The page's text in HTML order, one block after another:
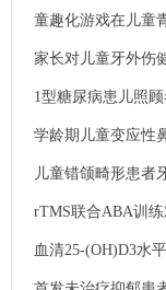
响.
童趣化游戏在儿童
家长对儿童牙外伤
1型糖尿病患儿照
学龄期儿童变应性
儿童错颌畸形患者
rTMS联合ABA训
血清25-(OH)D3水